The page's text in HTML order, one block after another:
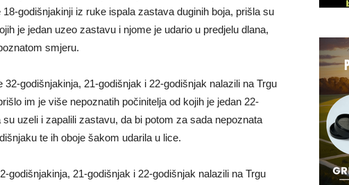
godišnjakinji iz ruke ispala zastava duginih boja, prišla su
je jedan uzeo zastavu i njome je udario u predjelu dlana,
smjeru.
godišnjakinja, 21-godišnjak i 22-godišnjak nalazili na Trgu
im je više nepoznatih počinitelja od kojih je jedan 22-
uzeli i zapalili zastavu, da bi potom za sada nepoznata
te ih oboje šakom udarila u lice.
godišnjakinja, 21-godišnjak i 22-godišnjak nalazili na Trgu